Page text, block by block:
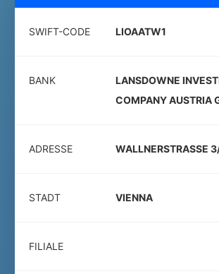
SWIFT-CODE LIOAATW1
BANK
LANSDOWNE
COMPANY AUSTRIA
ADRESSE WALLNERSTRASSE
STADT VIENNA
FILIALE